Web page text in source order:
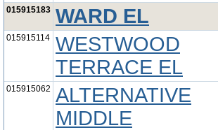
015915183 WARD EL
015915114 WESTWOOD
TERRACE EL
015915062 ALTERNATIVE
MIDDLE